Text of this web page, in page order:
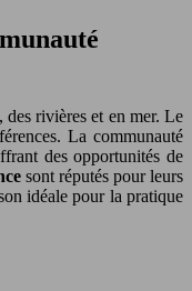
des rivières et en mer. Le
La communauté
des opportunités de
sont réputés pour leurs
idéale pour la pratique